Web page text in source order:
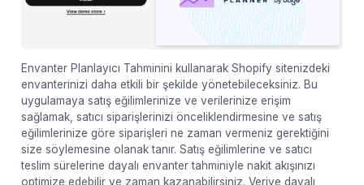
Envanter Planlayıcı Tahminini kullanarak Shopify sitenizdeki
envanterinizi daha etkili bir şekilde yönetebileceksiniz. Bu
uygulamaya satış eğilimlerinize ve verilerinize erişim
sağlamak, satıcı siparişlerinizi önceliklendirmesine ve satış
eğilimlerinize göre siparişleri ne zaman vermeniz gerektiğini
size söylemesine olanak tanır. Satış eğilimlerine ve satıcı
teslim sürelerine dayalı envanter tahminiyle nakit akışınızı
optimize edebilir ve zaman kazanabilirsiniz. Veriye dayalı